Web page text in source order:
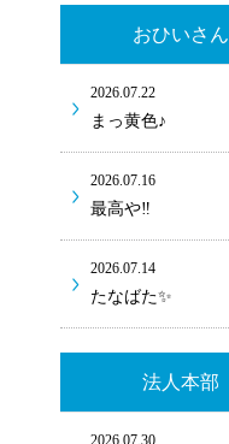
おひいさん
2026.07.22
まっ黄色♪
2026.07.16
最高や‼
2026.07.14
たなばた✨
法人本部
2026.07.30